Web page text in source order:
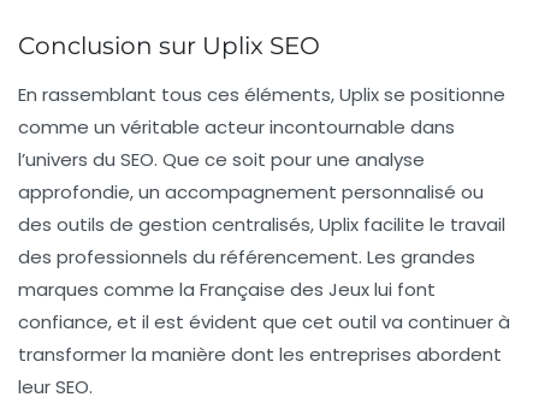
Conclusion sur Uplix SEO
En rassemblant tous ces éléments, Uplix se positionne
comme un véritable acteur incontournable dans
l’univers du SEO. Que ce soit pour une analyse
approfondie, un accompagnement personnalisé ou
des outils de gestion centralisés, Uplix facilite le travail
des professionnels du référencement. Les grandes
marques comme la Française des Jeuxlui font
confiance, et il est évident que cet outil va continuer à
transformer la manière dont les entreprises abordent
leur SEO.